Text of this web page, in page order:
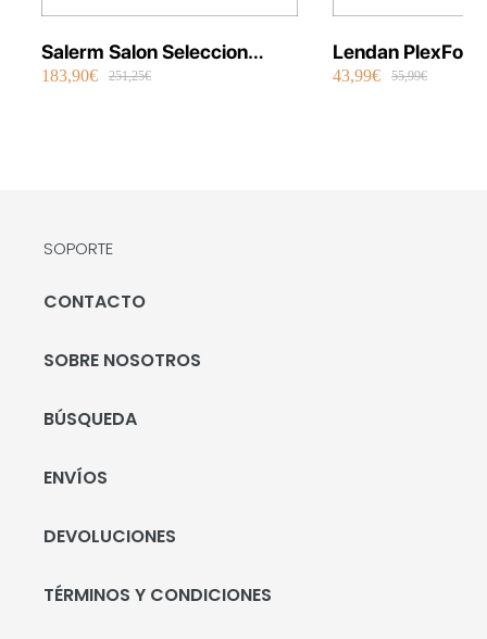
Salerm Salon Seleccion
Plancha Infrarrojos Therapy
183,90€ 251,25€
Lendan
Repair Shot
43,99€ 55,99€
SOPORTE
CONTACTO
SOBRE NOSOTROS
BÚSQUEDA
ENVÍOS
DEVOLUCIONES
TÉRMINOS Y CONDICIONES